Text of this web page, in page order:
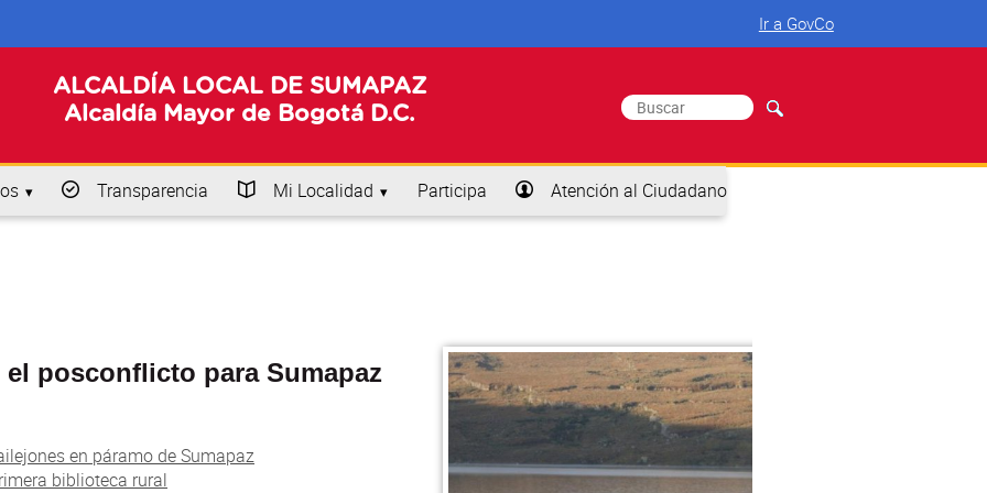
Ir a GovCo
ALCALDÍA LOCAL DE SUMAPAZ
Alcaldía Mayor de Bogotá D.C.
Formulario de búsqueda
Buscar
Transparencia Mi Localidad Participa Atención al Ciudadano
posconflicto para Sumapaz
en páramo de Sumapaz
biblioteca rural